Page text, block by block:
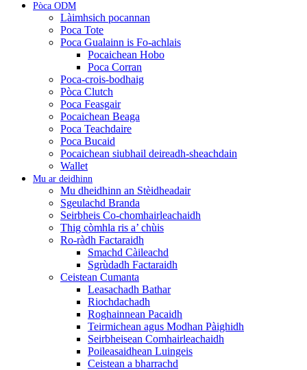
Pòca ODM
Làimhsich pocannan
Poca Tote
Poca Gualainn is Fo-achlais
Pocaichean Hobo
Poca Corran
Poca-crois-bodhaig
Pòca Clutch
Poca Feasgair
Pocaichean Beaga
Poca Teachdaire
Poca Bucaid
Pocaichean siubhail deireadh-sheachdain
Wallet
Mu ar deidhinn
Mu dheidhinn an Stèidheadair
Sgeulachd Branda
Seirbheis Co-chomhairleachaidh
Thig còmhla ris a’ chùis
Ro-ràdh Factaraidh
Smachd Càileachd
Sgrùdadh Factaraidh
Ceistean Cumanta
Leasachadh Bathar
Riochdachadh
Roghainnean Pacaidh
Teirmichean agus Modhan Pàighidh
Seirbheisean Comhairleachaidh
Poileasaidhean Luingeis
Ceistean a bharrachd